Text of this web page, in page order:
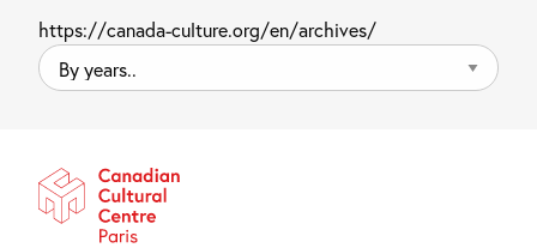
https://canada-culture.org/en/archives/
By
years..